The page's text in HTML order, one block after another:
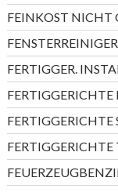
FEINKOST NICHT
FENSTERREINIGER
FERTIGGER.
FERTIGGERICHTE
FERTIGGERICHTE